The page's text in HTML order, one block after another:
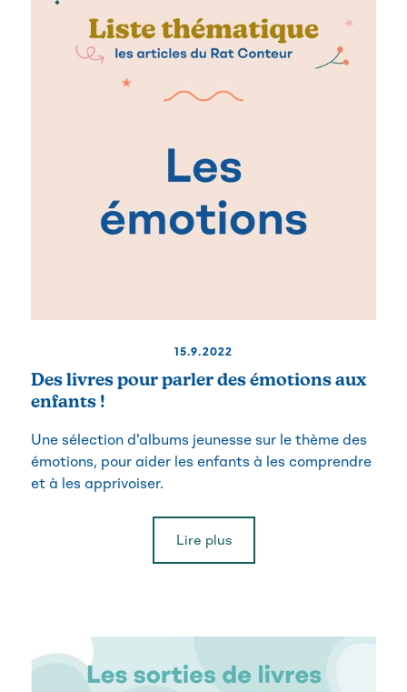
15.9.2022
Des livres pour parler des émotions aux
enfants !
Une sélection d'albums jeunesse sur le thème des
émotions, pour aider les enfants à les comprendre
et à les apprivoiser.
Lire plus